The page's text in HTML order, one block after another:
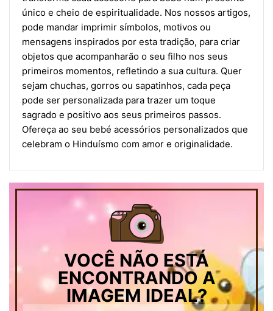
único e cheio de espiritualidade. Nos nossos artigos,
pode mandar imprimir símbolos, motivos ou
mensagens inspirados por esta tradição, para criar
objetos que acompanharão o seu filho nos seus
primeiros momentos, refletindo a sua cultura. Quer
sejam chuchas, gorros ou sapatinhos, cada peça
pode ser personalizada para trazer um toque
sagrado e positivo aos seus primeiros passos.
Ofereça ao seu bebé acessórios personalizados que
celebram o Hinduísmo com amor e originalidade.
VOCÊ NÃO ESTÁ
ENCONTRANDO A
IMAGEM IDEAL?